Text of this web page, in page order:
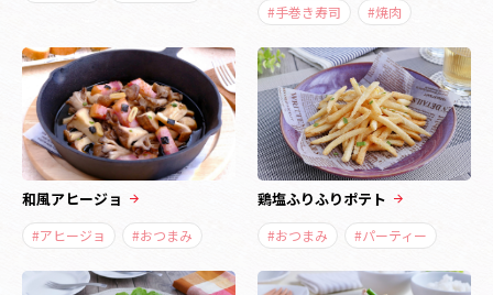
#手巻き寿司 #焼肉
和風アヒージョ
#アヒージョ #おつまみ
鶏塩ふりふりポテト
#おつまみ #パーティー